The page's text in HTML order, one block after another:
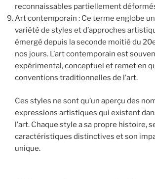
reconnaissables partiellement
Art contemporain : Ce terme englobe
variété de styles et d’approches
émergé depuis la seconde moitié du
nos jours. L’art contemporain est
expérimental, conceptuel et remet en
conventions traditionnelles de l’art.
Ces styles ne sont qu’un aperçu des
expressions artistiques qui existent
l’art. Chaque style a sa propre histoire,
caractéristiques distinctives et son
unique.